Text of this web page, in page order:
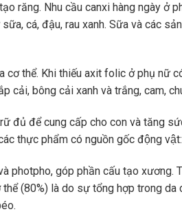
răng. Nhu cầu canxi hàng ngày
cá, đậu, rau xanh. Sữa và các
cơ thể. Khi thiếu axit folic ở phụ nữ
cải, bông cải xanh và trắng, cam,
đủ để cung cấp cho con và tăng
thực phẩm có nguồn gốc động
photpho, góp phần cấu tạo
(80%) là do sự tổng hợp trong